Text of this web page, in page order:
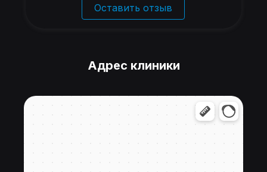
Оставить отзыв
Адрес клиники